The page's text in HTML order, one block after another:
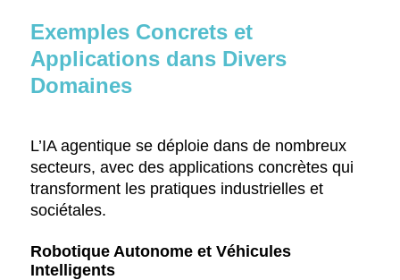
Exemples Concrets et
Applications dans Divers
Domaines
L’IA agentique se déploie dans de nombreux
secteurs, avec des applications concrètes qui
transforment les pratiques industrielles et
sociétales.
Robotique Autonome et Véhicules
Intelligents